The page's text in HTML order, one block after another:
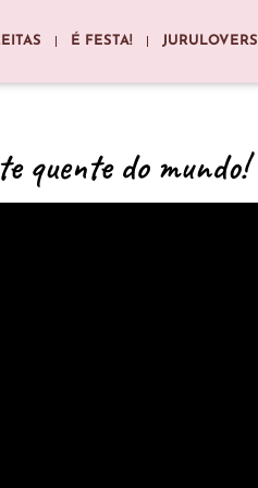
É FESTA! JURULOVERS
quente do mundo!